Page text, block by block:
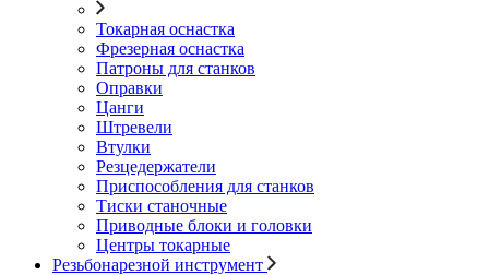
Токарная оснастка
Фрезерная оснастка
Патроны для станков
Оправки
Цанги
Штревели
Втулки
Резцедержатели
Приспособления для станков
Тиски станочные
Приводные блоки и головки
Центры токарные
Резьбонарезной инструмент